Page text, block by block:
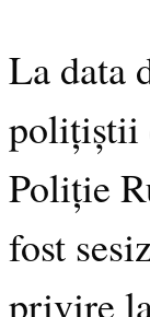
La data
polițiștii
Poliție
fost
privire